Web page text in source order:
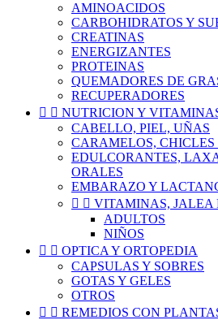
AMINOACIDOS
CARBOHIDRATOS Y
CREATINAS
ENERGIZANTES
PROTEINAS
QUEMADORES DE
RECUPERADORES
  NUTRICION Y
CABELLO, PIEL, UÑAS
CARAMELOS, CHICLES
EDULCORANTES,
ORALES
EMBARAZO Y
  VITAMINAS, JALEA
ADULTOS
NIÑOS
  OPTICA Y ORTOPEDIA
CAPSULAS Y SOBRES
GOTAS Y GELES
OTROS
  REMEDIOS CON